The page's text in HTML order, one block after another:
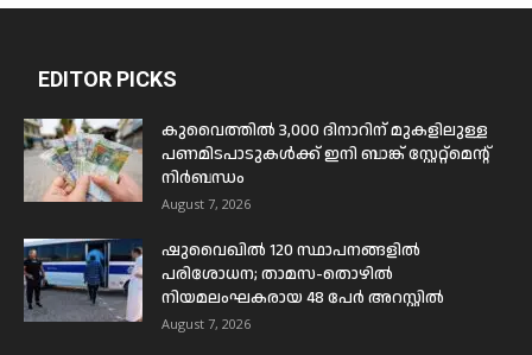
EDITOR PICKS
കുവൈത്തിൽ 3,000 ദിനാറിന് മുകളിലുള്ള
പണമിടപാടുകൾക്ക് ഇനി ബാങ്ക് സ്റ്റേറ്റ്മെന്റ്
നിർബന്ധം
August 7, 2026
ഷുവൈഖിൽ 120 സ്ഥാപനങ്ങളിൽ
പരിശോധന; താമസ-തൊഴിൽ
നിയമലംഘകരായ 48 പേർ അറസ്റ്റിൽ
August 7, 2026